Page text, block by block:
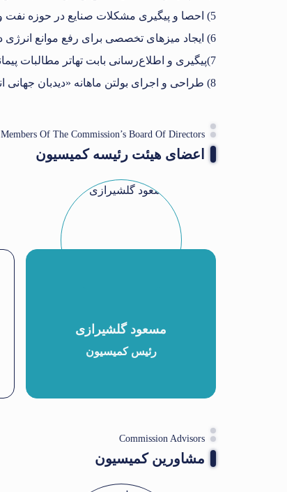
5) احصا و پیگیری مشکلات صنایع در حوزه نفت و مشتقات نفتی و انرژی‌های تجدید پذیر در استان اصفهان
6) ایجاد میزهای تخصصی برای رفع موانع انرژی در صنایع کوچک و متوسط (SMEها)
7)پیگیری و اطلاع‌رسانی بابت تهاتر مطالبات پیمانکاران برق با بدهی معوق و جاری مشترکین برق
8) طراحی و اجرای بولتن ماهانه «دیدبان جهانی انرژی»
Members Of The Commission’s Board Of Directors
اعضای هیئت رئیسه کمیسیون
مسعود گلشیرازی
رئیس کمیسیون
Commission Advisors
مشاورین کمیسیون